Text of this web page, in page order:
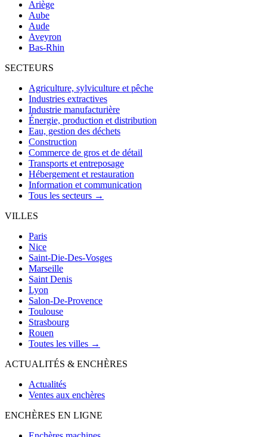
Ariège
Aube
Aude
Aveyron
Bas-Rhin
SECTEURS
Agriculture, sylviculture et pêche
Industries extractives
Industrie manufacturière
Énergie, production et distribution
Eau, gestion des déchets
Construction
Commerce de gros et de détail
Transports et entreposage
Hébergement et restauration
Information et communication
Tous les secteurs →
VILLES
Paris
Nice
Saint-Die-Des-Vosges
Marseille
Saint Denis
Lyon
Salon-De-Provence
Toulouse
Strasbourg
Rouen
Toutes les villes →
ACTUALITÉS & ENCHÈRES
Actualités
Ventes aux enchères
ENCHÈRES EN LIGNE